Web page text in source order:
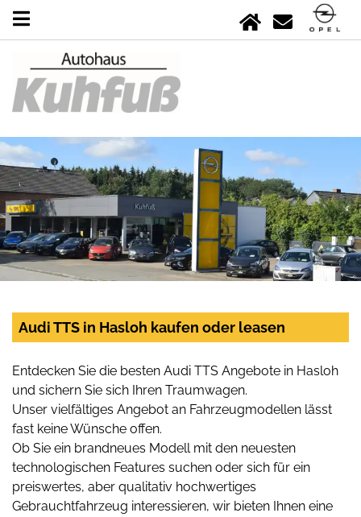
Audi TTS in Hasloh kaufen oder leasen
Entdecken Sie die besten Audi TTS Angebote in Hasloh
und sichern Sie sich Ihren Traumwagen.
Unser vielfältiges Angebot an Fahrzeugmodellen lässt
fast keine Wünsche offen.
Ob Sie ein brandneues Modell mit den neuesten
technologischen Features suchen oder sich für ein
preiswertes, aber qualitativ hochwertiges
Gebrauchtfahrzeug interessieren, wir bieten Ihnen eine